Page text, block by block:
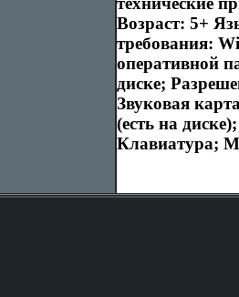
Возраст: 5+
требования:
оперативной
диске;
Звуковая
(есть на
Клавиатура;